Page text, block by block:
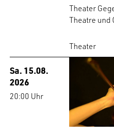
Theater
Theatre und
Theater
Sa. 15.08.
2026
20:00 Uhr